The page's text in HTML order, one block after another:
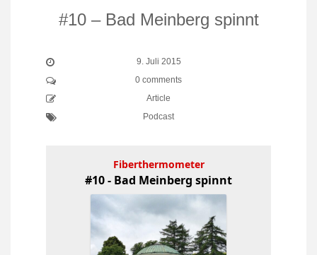
#10 – Bad Meinberg spinnt
9. Juli 2015
0 comments
Article
Podcast